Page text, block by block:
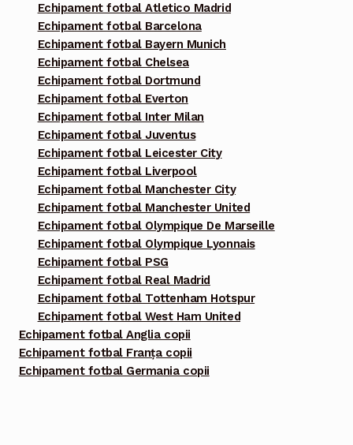
Echipament fotbal Atletico Madrid
Echipament fotbal Barcelona
Echipament fotbal Bayern Munich
Echipament fotbal Chelsea
Echipament fotbal Dortmund
Echipament fotbal Everton
Echipament fotbal Inter Milan
Echipament fotbal Juventus
Echipament fotbal Leicester City
Echipament fotbal Liverpool
Echipament fotbal Manchester City
Echipament fotbal Manchester United
Echipament fotbal Olympique De Marseille
Echipament fotbal Olympique Lyonnais
Echipament fotbal PSG
Echipament fotbal Real Madrid
Echipament fotbal Tottenham Hotspur
Echipament fotbal West Ham United
Echipament fotbal Anglia copii
Echipament fotbal Franța copii
Echipament fotbal Germania copii